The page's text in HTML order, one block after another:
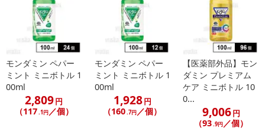
モンダミン ペパー
ミント ミニボトル 1
00ml
2,809円
（117.1円／個）
モンダミン ペパー
ミント ミニボトル 1
00ml
1,928円
（160.7円／個）
【医薬部外品】モン
ダミン プレミアム
ケア ミニボトル 10
0...
9,006円
（93.9円／個）